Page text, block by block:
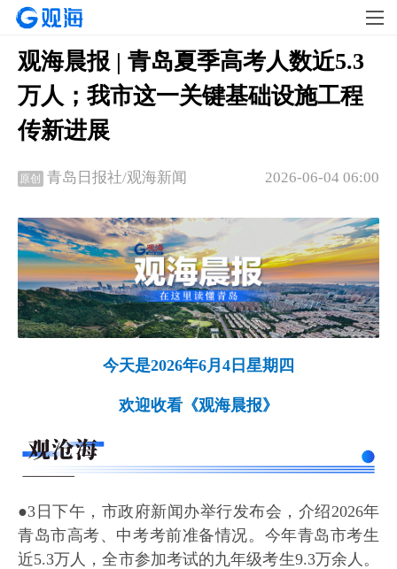
观海晨报 | 青岛夏季高考人数近5.3
万人；我市这一关键基础设施工程
传新进展
原创 2026-06-04 06:00
青岛日报社/观海新闻
今天是2026年6月4日星期四
欢迎收看《观海晨报》
●3日下午，市政府新闻办举行发布会，介绍2026年
青岛市高考、中考考前准备情况。今年青岛市考生
近5.3万人，全市参加考试的九年级考生9.3万余人。